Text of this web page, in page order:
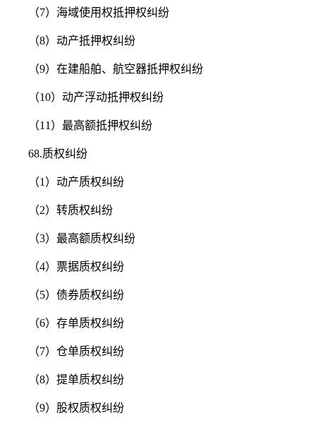
（7）海域使用权抵押权纠纷
（8）动产抵押权纠纷
（9）在建船舶、航空器抵押权纠纷
（10）动产浮动抵押权纠纷
（11）最高额抵押权纠纷
68.质权纠纷
（1）动产质权纠纷
（2）转质权纠纷
（3）最高额质权纠纷
（4）票据质权纠纷
（5）债券质权纠纷
（6）存单质权纠纷
（7）仓单质权纠纷
（8）提单质权纠纷
（9）股权质权纠纷